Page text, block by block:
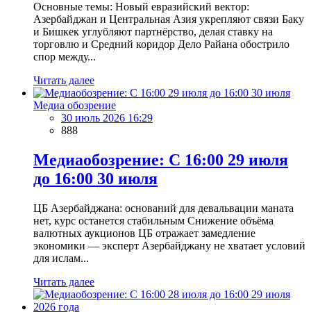
Основные темы: Новый евразийский вектор:
Азербайджан и Центральная Азия укрепляют связи Баку
и Бишкек углубляют партнёрство, делая ставку на
торговлю и Средний коридор Дело Райана обострило
спор между...
Читать далее
Медиа обозрение
30 июль 2026 16:29
888
Медиаобозрение: С 16:00 29 июля
до 16:00 30 июля
ЦБ Азербайджана: оснований для девальвации маната
нет, курс останется стабильным Снижение объёма
валютных аукционов ЦБ отражает замедление
экономики — эксперт Азербайджану не хватает условий
для ислам...
Читать далее